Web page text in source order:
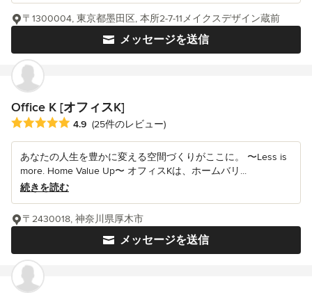
メッセージを送信
〒1300004, 東京都墨田区, 本所2-7-11メイクスデザイン蔵前
Office K [オフィスK]
平均評価：5つ星中 星4.9
4.9 (25件のレビュー)
あなたの人生を豊かに変える空間づくりがここに。 〜Less is
more. Home Value Up〜 オフィスKは、ホームバリ...
続きを読む
メッセージを送信
〒2430018, 神奈川県厚木市